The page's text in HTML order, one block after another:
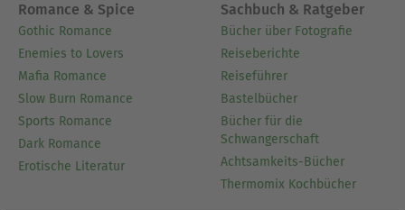
Romance & Spice
Gothic Romance
Enemies to Lovers
Mafia Romance
Slow Burn Romance
Sports Romance
Dark Romance
Erotische Literatur
Sachbuch & Ratgeber
Bücher über Fotografie
Reiseberichte
Reiseführer
Bastelbücher
Bücher für die
Schwangerschaft
Achtsamkeits-Bücher
Thermomix Kochbücher